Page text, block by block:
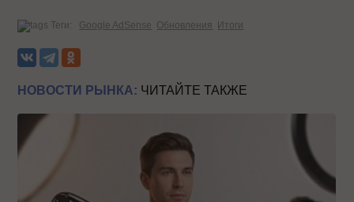
Теги: Google AdSense Обновления Итоги
НОВОСТИ РЫНКА: ЧИТАЙТЕ ТАКЖЕ